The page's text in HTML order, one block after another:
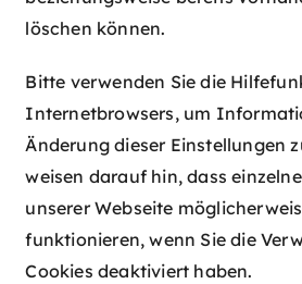
löschen können.
Bitte verwenden Sie die
Internetbrowsers, um
Änderung dieser Einstellungen
weisen darauf hin, dass
unserer Webseite
funktionieren, wenn Sie die
Cookies deaktiviert haben.